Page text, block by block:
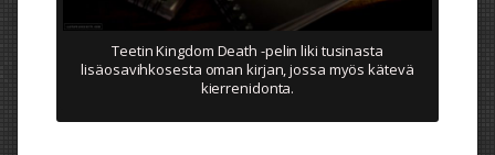
Teetin Kingdom Death -pelin liki tusinasta
lisäosavihkosesta oman kirjan, jossa myös kätevä
kierrenidonta.